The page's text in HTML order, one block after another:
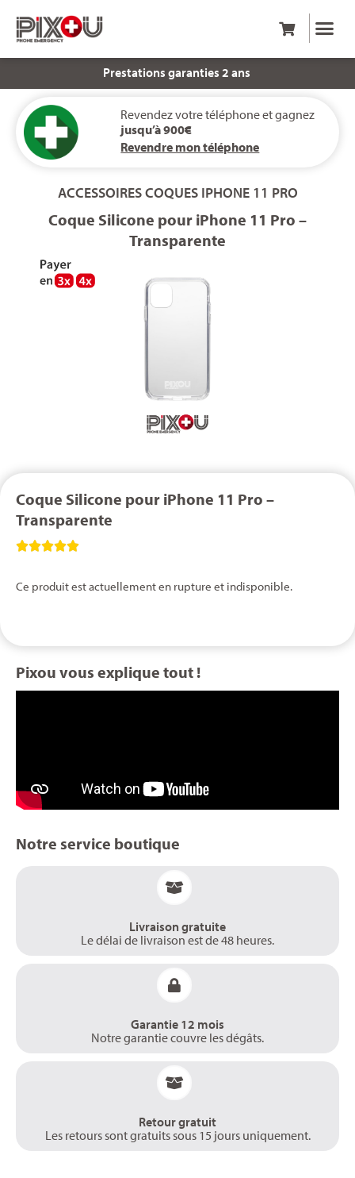
Prestations garanties 2 ans
Service client 6j/7
Revendez votre téléphone et gagnez
jusqu’à 900€
Revendre mon téléphone
ACCESSOIRESCOQUES IPHONE 11 PRO
Coque Silicone pour iPhone 11 Pro –
Transparente
Coque Silicone pour iPhone 11 Pro –
Transparente

Ce produit est actuellement en rupture et indisponible.
Pixou vous explique tout !
Notre service boutique
Livraison gratuite
Le délai de livraison est de 48 heures.
Garantie 12 mois
Notre garantie couvre les dégâts.
Retour gratuit
Les retours sont gratuits sous 15 jours uniquement.